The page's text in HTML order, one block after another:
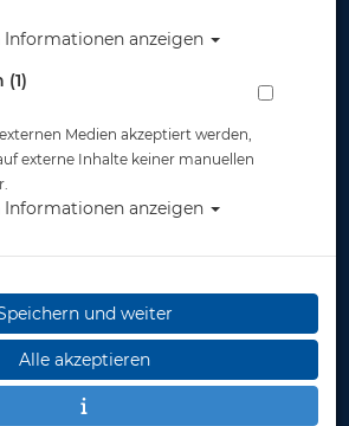
- Abverkauf
3,95 €*
Informationen anzeigen
Medien akzeptiert werden,
externe Inhalte keiner manuellen
Informationen anzeigen
und weiter
Alle akzeptieren